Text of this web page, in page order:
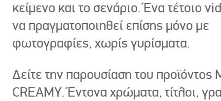
κείμενο και το σενάριο. Ένα τέτοιο
να πραγματοποιηθεί επίσης μόνο με
φωτογραφίες, χωρίς γυρίσματα.
Δείτε την παρουσίαση του προϊόντος
CREAMY. Έντονα χρώματα, τίτλοι,